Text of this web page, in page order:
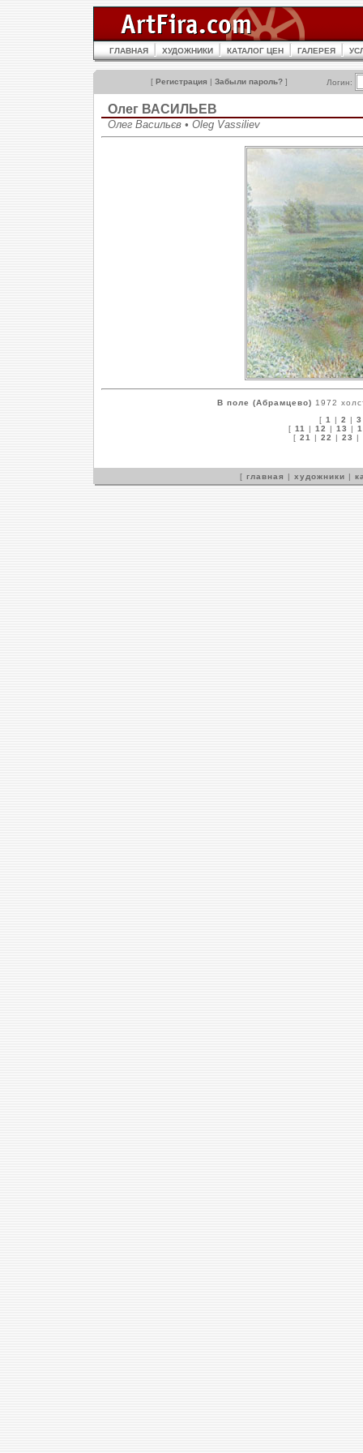
ГЛАВНАЯ ХУДОЖНИКИ КАТАЛОГ ЦЕН ГАЛЕРЕЯ
[ Регистрация | Забыли пароль? ] Логин:
Олег ВАСИЛЬЕВ
Олег Васильєв • Oleg Vassiliev
В поле (Абрамцево) 1972
[ 1 | 2 | 3
[ 11 | 12 | 13 |
[ 21 | 22 | 23 |
[ главная | художники |